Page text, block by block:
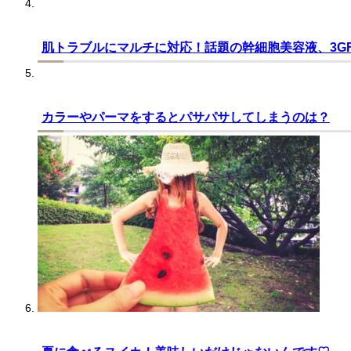
肌トラブルにマルチに対応！話題の幹細胞美容液、
カラーやパーマをするとパサパサしてしまうのは？